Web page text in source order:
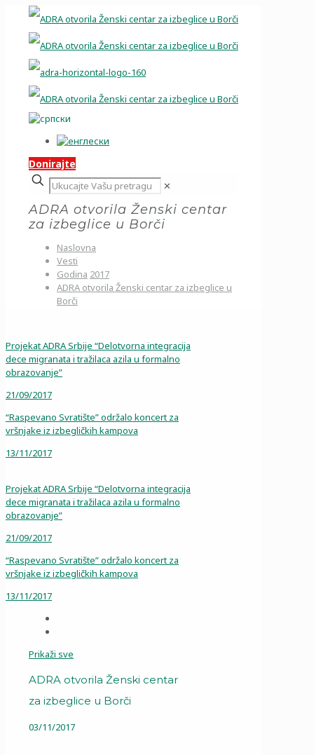
Donirajte
✕
ADRA otvorila Ženski centar
za izbeglice u Borči
Naslovna
Vesti
Godina 2017
ADRA otvorila Ženski centar za izbeglice u
Borči
Projekat ADRA Srbije “Delotvorna integracija
dece migranata i tražilaca azila u formalno
obrazovanje”
21/09/2017
“Raspevano Svratište” održalo koncert za
vršnjake iz izbegličkih kampova
13/11/2017
Projekat ADRA Srbije “Delotvorna integracija
dece migranata i tražilaca azila u formalno
obrazovanje”
21/09/2017
“Raspevano Svratište” održalo koncert za
vršnjake iz izbegličkih kampova
13/11/2017
Prikaži sve
ADRA otvorila Ženski centar
za izbeglice u Borči
03/11/2017